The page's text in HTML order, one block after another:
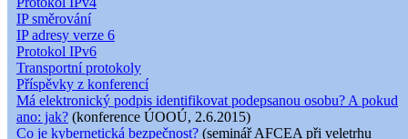
IP směrování
IP adresy verze 6
Protokol IPv6
Transportní protokoly
Příspěvky z konferencí
Má elektronický podpis identifikovat podepsanou osobu? A pokud
ano: jak? (konference ÚOOÚ, 2.6.2015)
Co je kybernetická bezpečnost? (seminář AFCEA při veletrhu